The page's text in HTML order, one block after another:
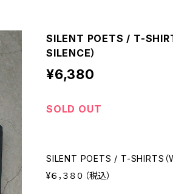
SILENT POETS / T-
SILENCE）
¥6,380
SOLD OUT
SILENT POETS / T-SHIRTS（
¥６，３８０（税込）